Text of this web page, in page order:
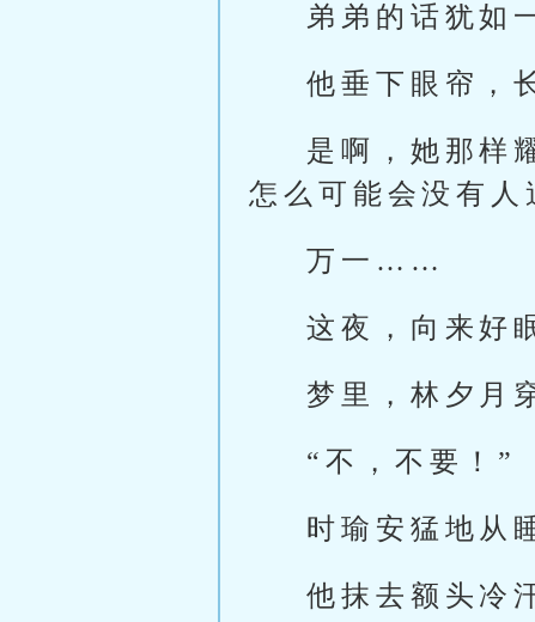
弟弟的话犹如
他垂下眼帘，
是啊，她那样
怎么可能会没有人
万一……
这夜，向来好
梦里，林夕月
“不，不要！”
时瑜安猛地从
他抹去额头冷